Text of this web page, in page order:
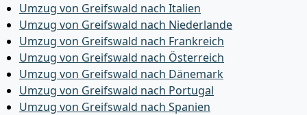
Umzug von Greifswald nach Italien
Umzug von Greifswald nach Niederlande
Umzug von Greifswald nach Frankreich
Umzug von Greifswald nach Österreich
Umzug von Greifswald nach Dänemark
Umzug von Greifswald nach Portugal
Umzug von Greifswald nach Spanien